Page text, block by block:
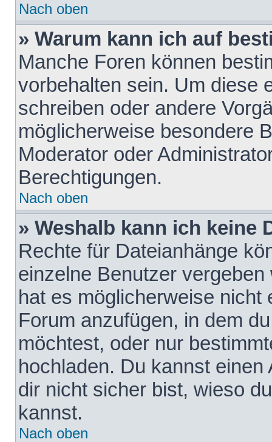
Nach oben
» Warum kann ich auf
Manche Foren können
vorbehalten sein. Um diese
schreiben oder andere
möglicherweise besondere
Moderator oder
Berechtigungen.
Nach oben
» Weshalb kann ich keine
Rechte für Dateianhänge
einzelne Benutzer
hat es möglicherweise nicht
Forum anzufügen, in dem
möchtest, oder nur
hochladen. Du kannst
dir nicht sicher bist, wieso
kannst.
Nach oben